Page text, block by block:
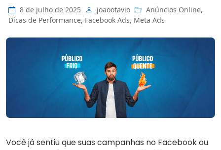
8 de julho de 2025 joaootavio Anúncios Online,
Dicas de Performance, Facebook Ads, Meta Ads
Você já sentiu que suas campanhas no Facebook ou